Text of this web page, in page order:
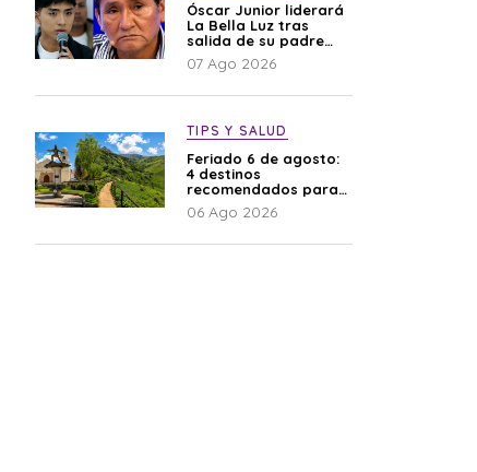
Óscar Junior liderará
La Bella Luz tras
salida de su padre
por polémica con
Naldy Saldaña
07 Ago 2026
TIPS Y SALUD
Feriado 6 de agosto:
4 destinos
recomendados para
disfrutar el descanso
06 Ago 2026